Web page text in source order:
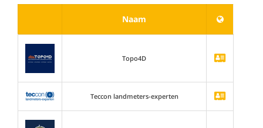
Naam
Topo4D
Teccon landmeters-experten